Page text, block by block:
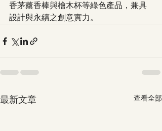
香茅薰香棒與檜木杯等綠色產品，兼具
設計與永續之創意實力。
最新文章 查看全部